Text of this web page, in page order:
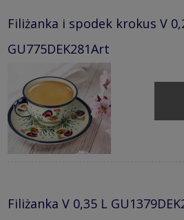
Filiżanka i spodek krokus V
GU775DEK281Art
Filiżanka V 0,35 L